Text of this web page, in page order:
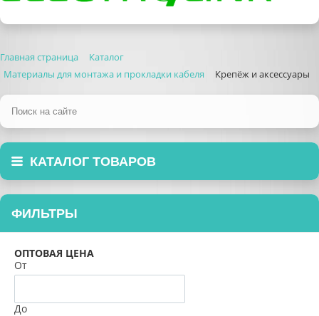
Главная страница
Каталог
Материалы для монтажа и прокладки кабеля
Крепёж и аксессуары
КАТАЛОГ ТОВАРОВ
ФИЛЬТРЫ
ОПТОВАЯ ЦЕНА
От
До